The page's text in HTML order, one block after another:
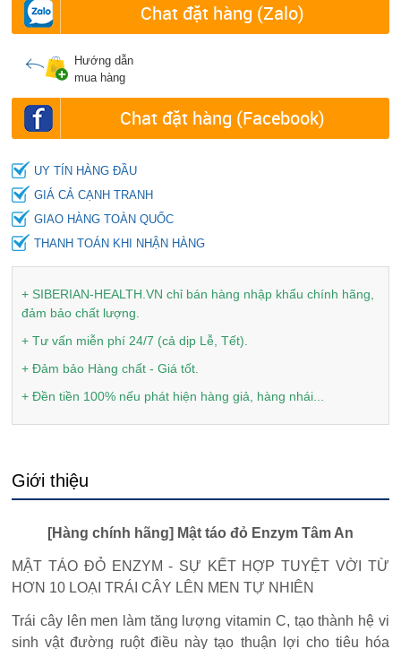
Chat đặt hàng (Zalo)
Hướng dẫn
mua hàng
Chat đặt hàng (Facebook)
UY TÍN HÀNG ĐẦU
GIÁ CẢ CẠNH TRANH
GIAO HÀNG TOÀN QUỐC
THANH TOÁN KHI NHẬN HÀNG
+ SIBERIAN-HEALTH.VN chỉ bán hàng nhập khẩu chính hãng,
đảm bảo chất lượng.
+ Tư vấn miễn phí 24/7 (cả dịp Lễ, Tết).
+ Đảm bảo Hàng chất - Giá tốt.
+ Đền tiền 100% nếu phát hiện hàng giả, hàng nhái...
Giới thiệu
[Hàng chính hãng] Mật táo đỏ Enzym Tâm An
MẬT TÁO ĐỎ ENZYM - SỰ KẾT HỢP TUYỆT VỜI TỪ
HƠN 10 LOẠI TRÁI CÂY LÊN MEN TỰ NHIÊN
Trái cây lên men làm tăng lượng vitamin C, tạo thành hệ vi
sinh vật đường ruột điều này tạo thuận lợi cho tiêu hóa